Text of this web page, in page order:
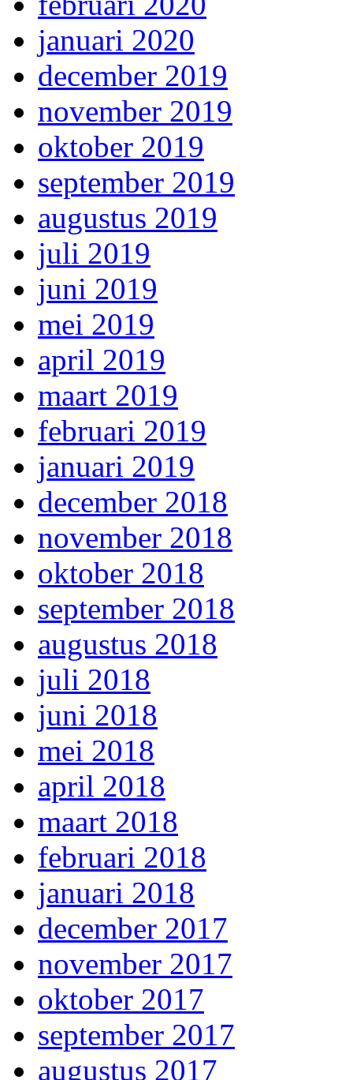
januari 2020
december 2019
november 2019
oktober 2019
september 2019
augustus 2019
juli 2019
juni 2019
mei 2019
april 2019
maart 2019
februari 2019
januari 2019
december 2018
november 2018
oktober 2018
september 2018
augustus 2018
juli 2018
juni 2018
mei 2018
april 2018
maart 2018
februari 2018
januari 2018
december 2017
november 2017
oktober 2017
september 2017
augustus 2017